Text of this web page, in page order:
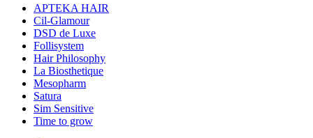
APTEKA HAIR
Cil-Glamour
DSD de Luxe
Follisystem
Hair Philosophy
La Biosthetique
Mesopharm
Satura
Sim Sensitive
Time to grow